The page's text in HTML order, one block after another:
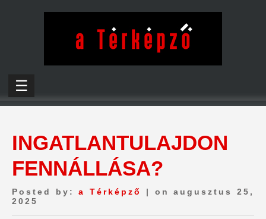
☰
INGATLANTULAJDON
FENNÁLLÁSA?
Posted by:a Térképző
| on augusztus 25,
2025